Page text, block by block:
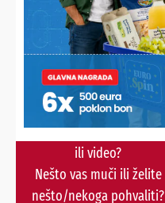
HALO,
PODRAVSKI!
Imate priču, vijest, fotku
ili video?
Nešto vas muči ili želite
nešto/nekoga pohvaliti?